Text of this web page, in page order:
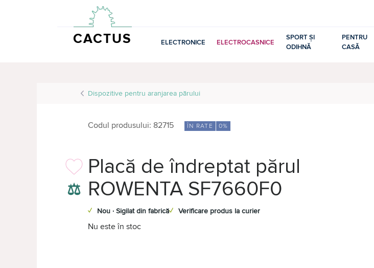
CACTUS ELECTRONICE ELECTROCASNICE
SPORT ȘI
ODIHNĂ
PENTRU
CASĂ
Dispozitive pentru aranjarea părului
Codul produsului: 82715 ÎN RATE 0%
⚖
Placă de îndreptat părul
ROWENTA SF7660F0
✓ Nou · Sigilat din fabrică✓ Verificare produs la curier
Nu este în stoc